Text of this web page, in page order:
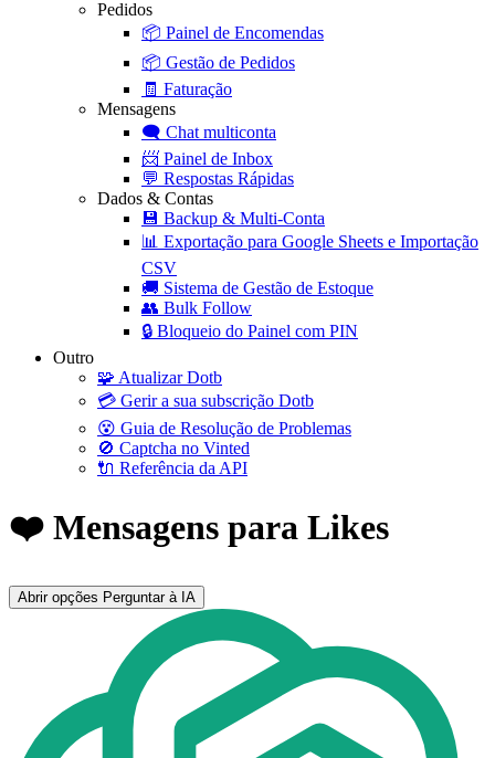
Pedidos
📦 Painel de Encomendas
📦 Gestão de Pedidos
🧾 Faturação
Mensagens
🗨️ Chat multiconta
📨 Painel de Inbox
💬 Respostas Rápidas
Dados & Contas
💾 Backup & Multi-Conta
📊 Exportação para Google Sheets e Importação
CSV
🚚 Sistema de Gestão de Estoque
👥 Bulk Follow
🔒 Bloqueio do Painel com PIN
Outro
🧩 Atualizar Dotb
💳 Gerir a sua subscrição Dotb
😵 Guia de Resolução de Problemas
🚫 Captcha no Vinted
🔌 Referência da API
❤️ Mensagens para Likes
Abrir opções Perguntar à IA